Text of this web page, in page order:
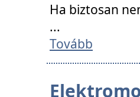
Ha biztosan
...
Tovább